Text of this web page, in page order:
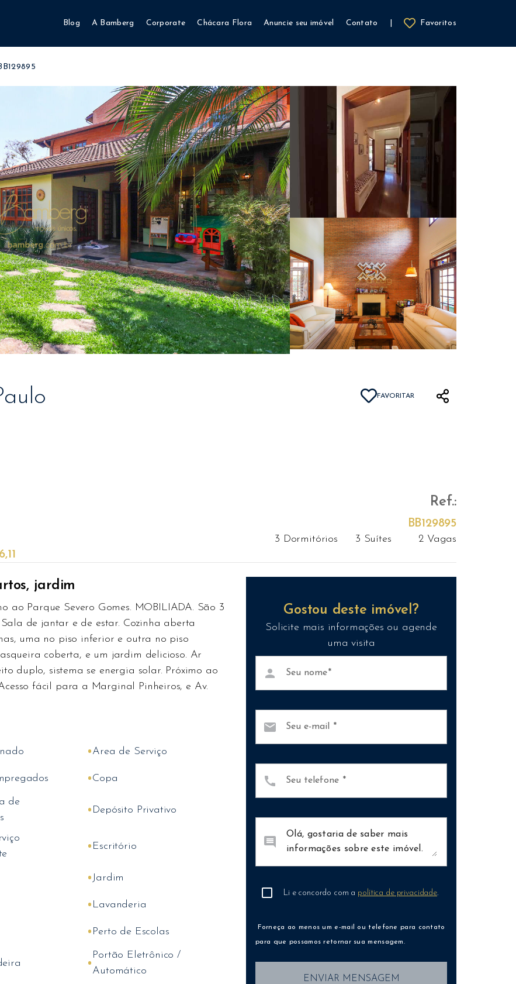
Blog A Bamberg Corporate Chácara Flora Anuncie seu imóvel Contato Favoritos
FAVORITAR
Ref.:
BB129895
3 Dormitórios 3 Suítes 2 Vagas
jardim
ao Parque Severo Gomes. MOBILIADA. São 3
de jantar e de estar. Cozinha aberta
uma no piso inferior e outra no piso
coberta, e um jardim delicioso. Ar
duplo, sistema se energia solar. Próximo ao
fácil para a Marginal Pinheiros, e Av.
•Area de Serviço
•Copa
de
• Depósito Privativo
• Escritório
• Jardim
• Lavanderia
• Perto de Escolas
• Portão Eletrônico /
Automático
Gostou deste imóvel?
Solicite mais informações ou agende
uma visita
Seu nome
person
Seu e-mail
mail
Seu telefone
call
comment
Li e concordo com a política de privacidade.
Forneça ao menos um e-mail ou telefone para contato
para que possamos retornar sua mensagem.
ENVIAR MENSAGEM